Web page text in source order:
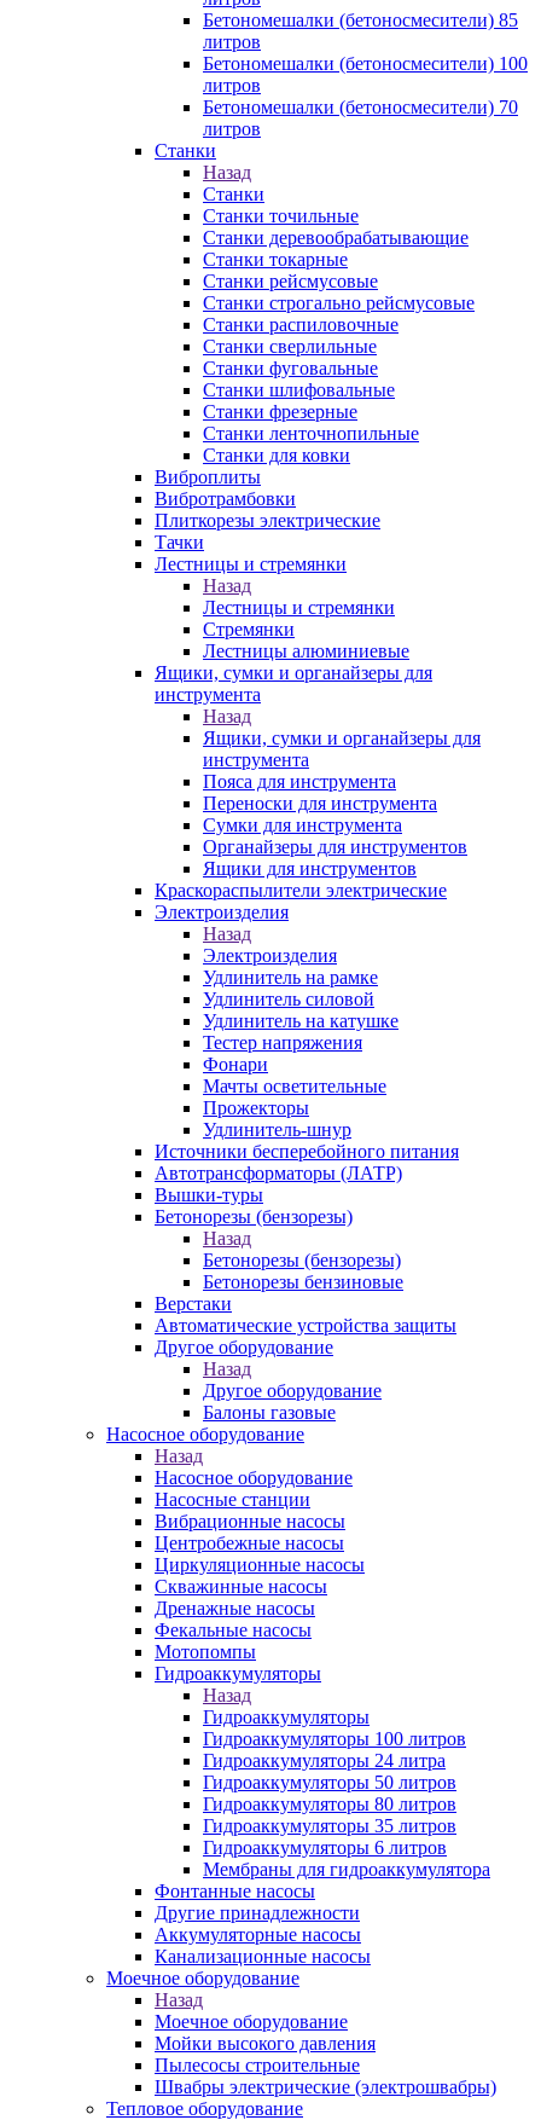
Бетономешалки (бетоносмесители) 85
литров
Бетономешалки (бетоносмесители) 100
литров
Бетономешалки (бетоносмесители) 70
литров
Станки
Назад
Станки
Станки точильные
Станки деревообрабатывающие
Станки токарные
Станки рейсмусовые
Станки строгально рейсмусовые
Станки распиловочные
Станки сверлильные
Станки фуговальные
Станки шлифовальные
Станки фрезерные
Станки ленточнопильные
Станки для ковки
Виброплиты
Вибротрамбовки
Плиткорезы электрические
Тачки
Лестницы и стремянки
Назад
Лестницы и стремянки
Стремянки
Лестницы алюминиевые
Ящики, сумки и органайзеры для
инструмента
Назад
Ящики, сумки и органайзеры для
инструмента
Пояса для инструмента
Переноски для инструмента
Сумки для инструмента
Органайзеры для инструментов
Ящики для инструментов
Краскораспылители электрические
Электроизделия
Назад
Электроизделия
Удлинитель на рамке
Удлинитель силовой
Удлинитель на катушке
Тестер напряжения
Фонари
Мачты осветительные
Прожекторы
Удлинитель-шнур
Источники бесперебойного питания
Автотрансформаторы (ЛАТР)
Вышки-туры
Бетонорезы (бензорезы)
Назад
Бетонорезы (бензорезы)
Бетонорезы бензиновые
Верстаки
Автоматические устройства защиты
Другое оборудование
Назад
Другое оборудование
Балоны газовые
Насосное оборудование
Назад
Насосное оборудование
Насосные станции
Вибрационные насосы
Центробежные насосы
Циркуляционные насосы
Скважинные насосы
Дренажные насосы
Фекальные насосы
Мотопомпы
Гидроаккумуляторы
Назад
Гидроаккумуляторы
Гидроаккумуляторы 100 литров
Гидроаккумуляторы 24 литра
Гидроаккумуляторы 50 литров
Гидроаккумуляторы 80 литров
Гидроаккумуляторы 35 литров
Гидроаккумуляторы 6 литров
Мембраны для гидроаккумулятора
Фонтанные насосы
Другие принадлежности
Аккумуляторные насосы
Канализационные насосы
Моечное оборудование
Назад
Моечное оборудование
Мойки высокого давления
Пылесосы строительные
Швабры электрические (электрошвабры)
Тепловое оборудование